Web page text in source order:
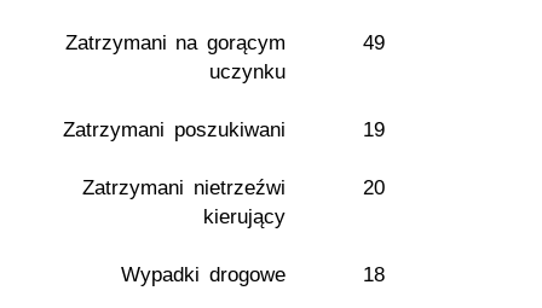
Zatrzymani na gorącym
uczynku
49
Zatrzymani poszukiwani 19
Zatrzymani nietrzeźwi
kierujący
20
Wypadki drogowe 18